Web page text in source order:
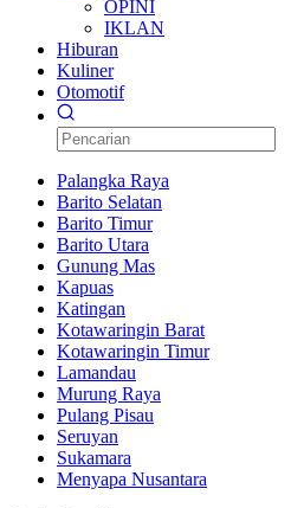
OPINI
IKLAN
Hiburan
Kuliner
Otomotif
Palangka Raya
Barito Selatan
Barito Timur
Barito Utara
Gunung Mas
Kapuas
Katingan
Kotawaringin Barat
Kotawaringin Timur
Lamandau
Murung Raya
Pulang Pisau
Seruyan
Sukamara
Menyapa Nusantara